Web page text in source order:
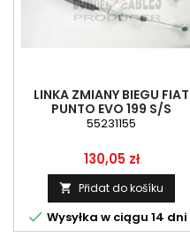
LINKA ZMIANY BIEGU FIAT
PUNTO EVO 199 S/S
(55231155),L-1200 MM
55231155
Cena
130,05 zł
 Přidat do košíku
 Wysyłka w ciągu 14 dni